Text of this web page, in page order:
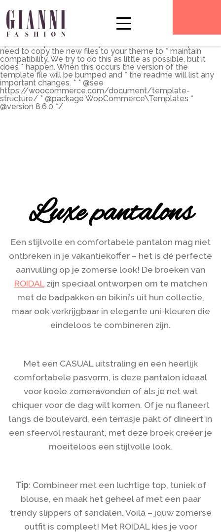
the main shop page which is a post type archive * * This
template can be overridden by copying it to
yourtheme/woocommerce/archive-product.php. * *
HOWEVER, on occasion WooCommerce will need to
need to copy the new files to your theme to * maintain
compatibility. We try to do this as little as possible, but it
does * happen. When this occurs the version of the
template file will be bumped and * the readme will list any
important changes. * * @see
https://woocommerce.com/document/template-
structure/ * @package WooCommerce\Templates *
@version 8.6.0 */
Luxe pantalons
Een stijlvolle en comfortabele pantalon mag niet
ontbreken in je vakantiekoffer – het is dé perfecte
aanvulling op je zomerse look! De broeken van
ROIDALzijn speciaal ontworpen om te matchen
met de badpakken en bikini’s uit hun collectie,
maar ook verkrijgbaar in elegante uni-kleuren die
eindeloos te combineren zijn.
Met een CASUAL uitstraling en een heerlijk
comfortabele pasvorm, is deze pantalon ideaal
voor koele zomeravonden of als je net wat
chiquer voor de dag wilt komen. Of je nu flaneert
langs de boulevard, een terrasje pakt of dineert in
een sfeervol restaurant, met deze broek creëer je
moeiteloos een stijlvolle look.
Tip: Combineer met een luchtige top, tuniek of
blouse, en maak het geheel af met een paar
trendy slippers of sandalen. Voilà – jouw zomerse
outfit is compleet! Met ROIDAL kies je voor